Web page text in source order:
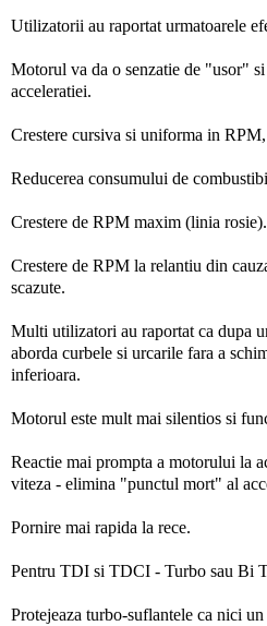
Utilizatorii au raportat urmatoarele
Motorul va da o senzatie de "usor"
acceleratiei.
Crestere cursiva si uniforma in
Reducerea consumului de
Crestere de RPM maxim (linia rosie).
Crestere de RPM la relantiu din
scazute.
Multi utilizatori au raportat ca dupa
aborda curbele si urcarile fara a
inferioara.
Motorul este mult mai silentios si
Reactie mai prompta a motorului la
viteza - elimina "punctul mort" al
Pornire mai rapida la rece.
Pentru TDI si TDCI - Turbo sau Bi
Protejeaza turbo-suflantele ca nici